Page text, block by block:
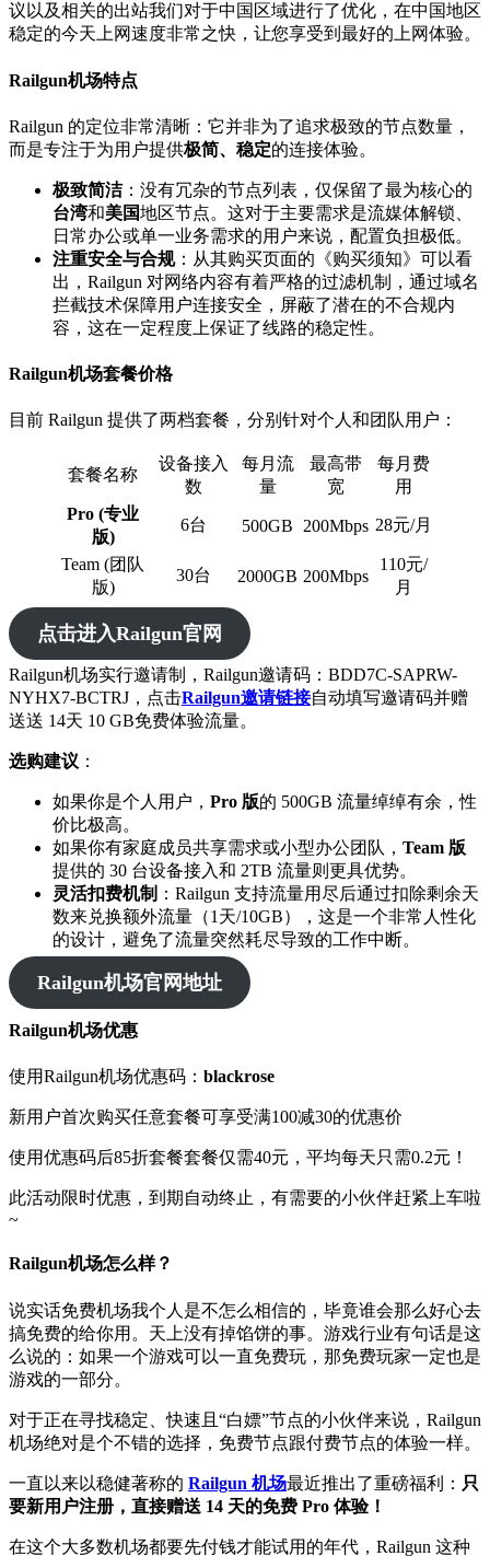
议以及相关的出站我们对于中国区域进行了优化，在中国地区
稳定的今天上网速度非常之快，让您享受到最好的上网体验。
Railgun机场特点
Railgun 的定位非常清晰：它并非为了追求极致的节点数量，
而是专注于为用户提供极简、稳定的连接体验。
极致简洁：没有冗杂的节点列表，仅保留了最为核心的
台湾和美国地区节点。这对于主要需求是流媒体解锁、
日常办公或单一业务需求的用户来说，配置负担极低。
注重安全与合规：从其购买页面的《购买须知》可以看
出，Railgun 对网络内容有着严格的过滤机制，通过域名
拦截技术保障用户连接安全，屏蔽了潜在的不合规内
容，这在一定程度上保证了线路的稳定性。
Railgun机场套餐价格
目前 Railgun 提供了两档套餐，分别针对个人和团队用户：
套餐名称
设备接入
数
每月流
量
最高带
宽
每月费
用
Pro (专业
版)
6台 500GB 200Mbps 28元/月
Team (团队
版)
30台 2000GB 200Mbps
110元/
月
点击进入Railgun官网
Railgun机场实行邀请制，Railgun邀请码：BDD7C-SAPRW-
NYHX7-BCTRJ，点击Railgun邀请链接自动填写邀请码并赠
送送 14天 10 GB免费体验流量。
选购建议 ：
如果你是个人用户， Pro 版的 500GB 流量绰绰有余，性
价比极高。
如果你有家庭成员共享需求或小型办公团队， Team 版
提供的 30 台设备接入和 2TB 流量则更具优势。
灵活扣费机制 ：Railgun 支持流量用尽后通过扣除剩余天
数来兑换额外流量（1天/10GB），这是一个非常人性化
的设计，避免了流量突然耗尽导致的工作中断。
Railgun机场官网地址
Railgun机场优惠
使用Railgun机场优惠码： blackrose
新用户首次购买任意套餐可享受满100减30的优惠价
使用优惠码后85折套餐套餐仅需40元，平均每天只需0.2元！
此活动限时优惠，到期自动终止，有需要的小伙伴赶紧上车啦
~
Railgun机场怎么样？
说实话免费机场我个人是不怎么相信的，毕竟谁会那么好心去
搞免费的给你用。天上没有掉馅饼的事。游戏行业有句话是这
么说的：如果一个游戏可以一直免费玩，那免费玩家一定也是
游戏的一部分。
对于正在寻找稳定、快速且“白嫖”节点的小伙伴来说，Railgun
机场绝对是个不错的选择，免费节点跟付费节点的体验一样。
一直以来以稳健著称的 Railgun 机场最近推出了重磅福利： 只
要新用户注册，直接赠送 14 天的免费 Pro 体验！
在这个大多数机场都要先付钱才能试用的年代，Railgun 这种